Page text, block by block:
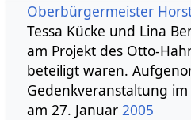
Oberbürgermeister
Tessa Kücke und Lina
am Projekt des Otto-
beteiligt waren.
Gedenkveranstaltung
am 27. Januar 2005